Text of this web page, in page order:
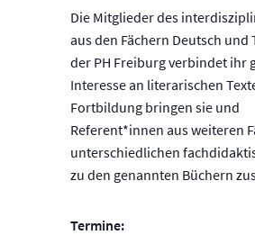
Die Mitglieder des
aus den Fächern Deutsch und
der PH Freiburg verbindet ihr
Interesse an literarischen
Fortbildung bringen sie und
Referent*innen aus weiteren
unterschiedlichen
zu den genannten Büchern
Termine: